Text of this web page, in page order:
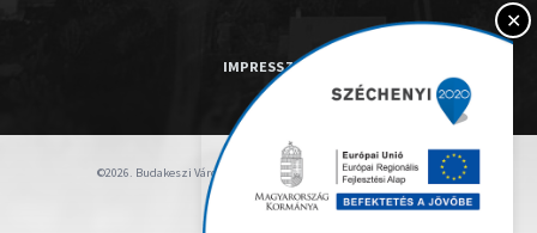
IMPRESSZUM
©2026. Budakeszi Város Önkormányzata - Minden jog fenntartva.
✕